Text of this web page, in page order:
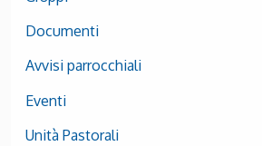
Documenti
Avvisi parrocchiali
Eventi
Unità Pastorali